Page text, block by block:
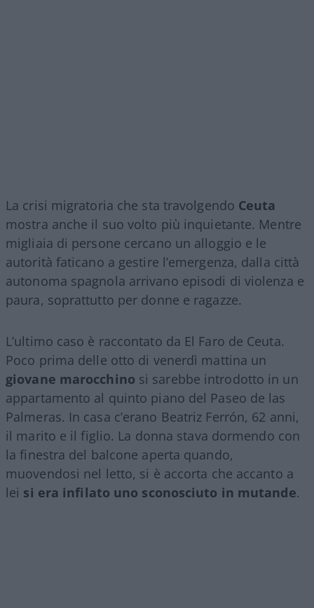
La crisi migratoria che sta travolgendo Ceuta
mostra anche il suo volto più inquietante. Mentre
migliaia di persone cercano un alloggio e le
autorità faticano a gestire l’emergenza, dalla città
autonoma spagnola arrivano episodi di violenza e
paura, soprattutto per donne e ragazze.
L’ultimo caso è raccontato da El Faro de Ceuta.
Poco prima delle otto di venerdì mattina un
giovane marocchino si sarebbe introdotto in un
appartamento al quinto piano del Paseo de las
Palmeras. In casa c’erano Beatriz Ferrón, 62 anni,
il marito e il figlio. La donna stava dormendo con
la finestra del balcone aperta quando,
muovendosi nel letto, si è accorta che accanto a
lei si era infilato uno sconosciuto in mutande.